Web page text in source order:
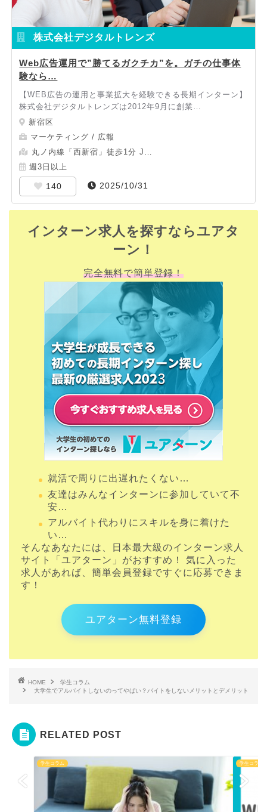
株式会社デジタルトレンズ
Web広告運用で”勝てるガクチカ”を。ガチの仕事体
験なら…
【WEB広告の運用と事業拡大を経験できる長期インターン】
株式会社デジタルトレンズは2012年9月に創業…
新宿区
マーケティング / 広報
丸ノ内線「西新宿」徒歩1分 J…
週3日以上
140 2025/10/31
インターン求人を探すならユアタ
ーン！
完全無料で簡単登録！
就活で周りに出遅れたくない…
友達はみんなインターンに参加していて不
安…
アルバイト代わりにスキルを身に着けた
い…
そんなあなたには、日本最大級のインターン求人
サイト「ユアターン」がおすすめ！ 気に入った
求人があれば、簡単会員登録ですぐに応募できま
す！
ユアターン無料登録
HOME
学生コラム
大学生でアルバイトしないのってやばい？バイトをしないメリットとデメリット
RELATED POST
学生コラム 学生コラム